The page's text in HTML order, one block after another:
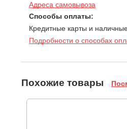
Адреса самовывоза
Способы оплаты:
Кредитные карты и
Подробности о способах
Похожие товары